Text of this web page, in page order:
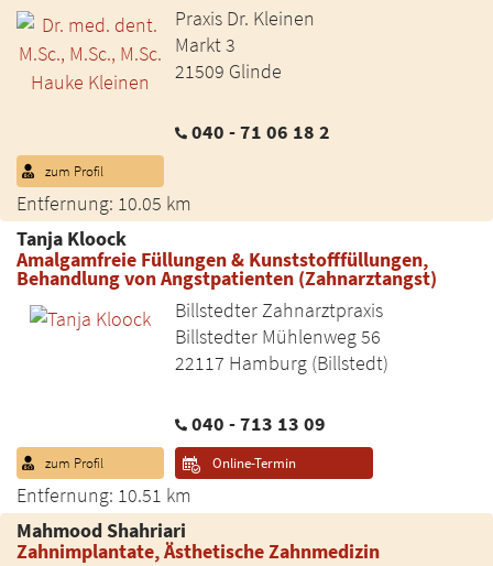
Praxis Dr. Kleinen
Markt 3
21509 Glinde
040 - 71 06 18 2
Entfernung: 10.05 km
zum Profil
Tanja Kloock
Amalgamfreie Füllungen & Kunststofffüllungen,
Behandlung von Angstpatienten (Zahnarztangst)
Billstedter Zahnarztpraxis
Billstedter Mühlenweg 56
22117 Hamburg (Billstedt)
040 - 713 13 09
Entfernung: 10.51 km
zum Profil Online-Termin
Mahmood Shahriari
Zahnimplantate, Ästhetische Zahnmedizin